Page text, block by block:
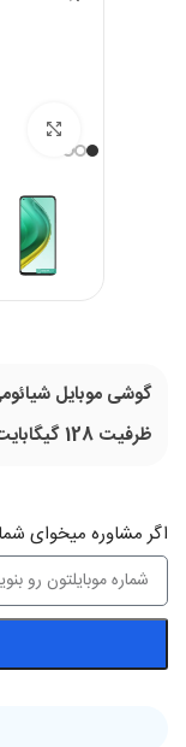
ظرفیت 128 گیگابایت
اگر‌ مشاوره میخوای